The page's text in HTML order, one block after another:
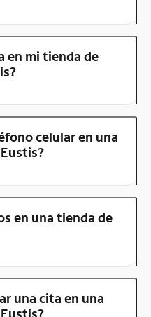
en mi tienda de
celular en una
en una tienda de
una cita en una